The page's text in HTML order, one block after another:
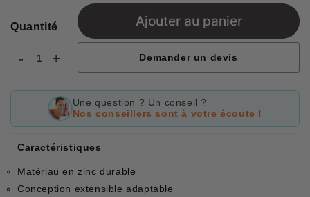
Quantité
- +
Ajouter au panier
Demander un devis
Une question ? Un conseil ?
Nos conseillers sont à votre écoute !
Caractéristiques
Matériau en zinc durable
Conception extensible adaptable